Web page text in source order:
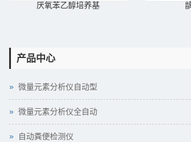
厌氧苯乙醇培养基
产品中心
微量元素分析仪自动型
微量元素分析仪全自动
自动粪便检测仪